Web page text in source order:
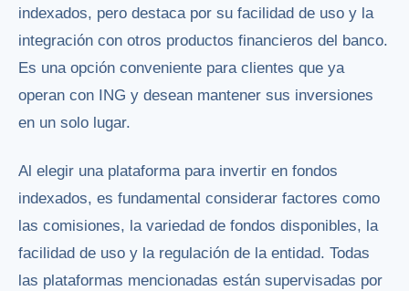
indexados, pero destaca por su facilidad de uso y la
integración con otros productos financieros del banco.
Es una opción conveniente para clientes que ya
operan con ING y desean mantener sus inversiones
en un solo lugar.
Al elegir una plataforma para invertir en fondos
indexados, es fundamental considerar factores como
las comisiones, la variedad de fondos disponibles, la
facilidad de uso y la regulación de la entidad. Todas
las plataformas mencionadas están supervisadas por